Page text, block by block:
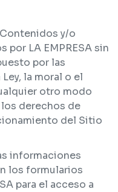
y/o
LA EMPRESA sin
por las
la moral o el
otro modo
derechos de
del Sitio
informaciones
los formularios
para el acceso a